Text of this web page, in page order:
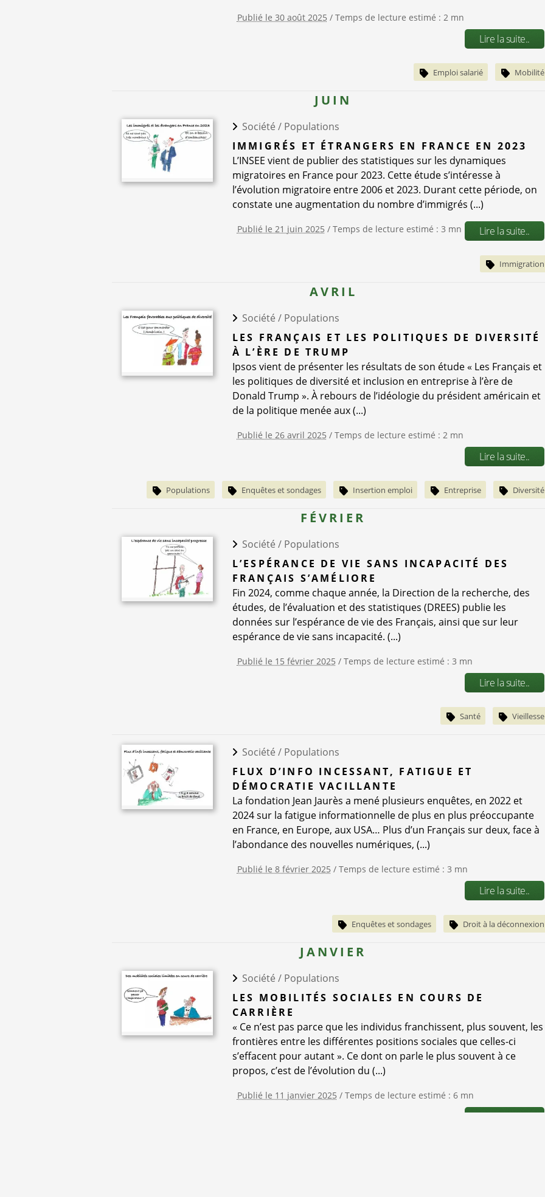
Publié le 30 août 2025 / Temps de lecture estimé : 2 mn
Lire la suite..
Emploi salarié Mobilité
JUIN
Société / Populations
IMMIGRÉS ET ÉTRANGERS EN FRANCE EN 2023
L’INSEE vient de publier des statistiques sur les dynamiques
migratoires en France pour 2023. Cette étude s’intéresse à
l’évolution migratoire entre 2006 et 2023. Durant cette période, on
constate une augmentation du nombre d’immigrés (...)
Publié le 21 juin 2025 / Temps de lecture estimé : 3 mn Lire la suite..
Immigration
AVRIL
Société / Populations
LES FRANÇAIS ET LES POLITIQUES DE DIVERSITÉ
À L’ÈRE DE TRUMP
Ipsos vient de présenter les résultats de son étude « Les Français et
les politiques de diversité et inclusion en entreprise à l’ère de
Donald Trump ». À rebours de l’idéologie du président américain et
de la politique menée aux (...)
Publié le 26 avril 2025 / Temps de lecture estimé : 2 mn
Lire la suite..
Populations Enquêtes et sondages Insertion emploi Entreprise Diversité
FÉVRIER
Société / Populations
L’ESPÉRANCE DE VIE SANS INCAPACITÉ DES
FRANÇAIS S’AMÉLIORE
Fin 2024, comme chaque année, la Direction de la recherche, des
études, de l’évaluation et des statistiques (DREES) publie les
données sur l’espérance de vie des Français, ainsi que sur leur
espérance de vie sans incapacité. (...)
Publié le 15 février 2025 / Temps de lecture estimé : 3 mn
Lire la suite..
Santé Vieillesse
Société / Populations
FLUX D’INFO INCESSANT, FATIGUE ET
DÉMOCRATIE VACILLANTE
La fondation Jean Jaurès a mené plusieurs enquêtes, en 2022 et
2024 sur la fatigue informationnelle de plus en plus préoccupante
en France, en Europe, aux USA… Plus d’un Français sur deux, face à
l’abondance des nouvelles numériques, (...)
Publié le 8 février 2025 / Temps de lecture estimé : 3 mn
Lire la suite..
Enquêtes et sondages Droit à la déconnexion
JANVIER
Société / Populations
LES MOBILITÉS SOCIALES EN COURS DE
CARRIÈRE
« Ce n’est pas parce que les individus franchissent, plus souvent, les
frontières entre les différentes positions sociales que celles-ci
s’effacent pour autant ». Ce dont on parle le plus souvent à ce
propos, c’est de l’évolution du (...)
Publié le 11 janvier 2025 / Temps de lecture estimé : 6 mn
Lire la suite..